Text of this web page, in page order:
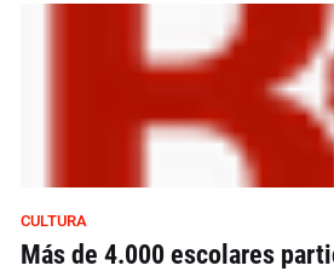
CULTURA
Más de 4.000 escolares